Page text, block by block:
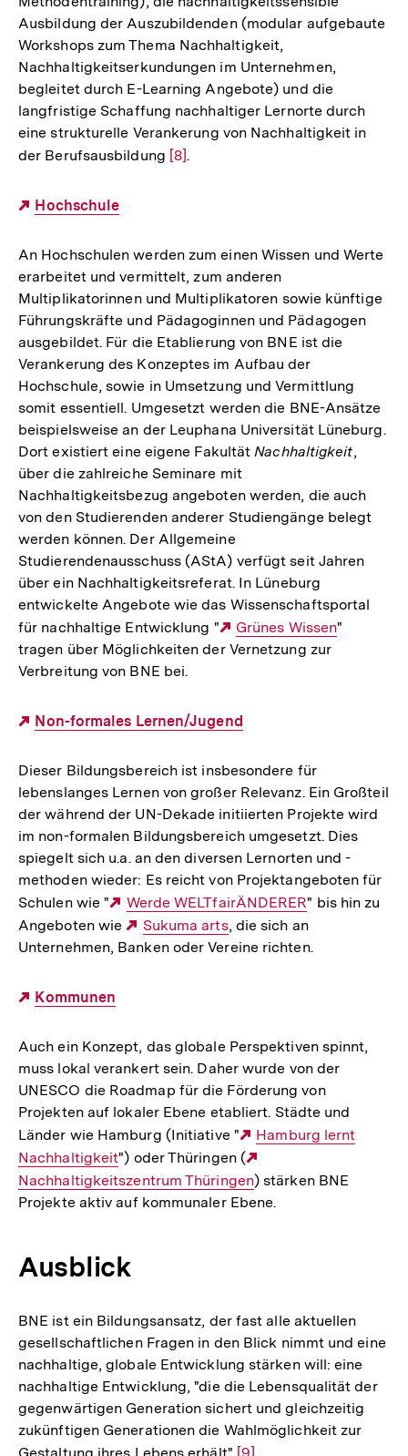
Ausbildung der Auszubildenden (modular aufgebaute
Workshops zum Thema Nachhaltigkeit,
Nachhaltigkeitserkundungen im Unternehmen,
begleitet durch E-Learning Angebote) und die
langfristige Schaffung nachhaltiger Lernorte durch
eine strukturelle Verankerung von Nachhaltigkeit in
der Berufsausbildung Zur
[8].
Externer
Hochschule
An Hochschulen werden zum einen Wissen und Werte
erarbeitet und vermittelt, zum anderen
Multiplikatorinnen und Multiplikatoren sowie künftige
Führungskräfte und Pädagoginnen und Pädagogen
ausgebildet. Für die Etablierung von BNE ist die
Verankerung des Konzeptes im Aufbau der
Hochschule, sowie in Umsetzung und Vermittlung
somit essentiell. Umgesetzt werden die BNE-Ansätze
beispielsweise an der Leuphana Universität Lüneburg.
Dort existiert eine eigene FakultätNachhaltigkeit,
über die zahlreiche Seminare mit
Nachhaltigkeitsbezug angeboten werden, die auch
von den Studierenden anderer Studiengänge belegt
werden können. Der Allgemeine
Studierendenausschuss (AStA) verfügt seit Jahren
über ein Nachhaltigkeitsreferat. In Lüneburg
entwickelte Angebote wie das Wissenschaftsportal
für nachhaltige Entwicklung "
Externer
Link:
Grünes Wissen"
tragen über Möglichkeiten der Vernetzung zur
Verbreitung von BNE bei.
Externer
Non-formales Lernen/Jugend
Dieser Bildungsbereich ist insbesondere für
lebenslanges Lernen von großer Relevanz. Ein Großteil
der während der UN-Dekade initiierten Projekte wird
im non-formalen Bildungsbereich umgesetzt. Dies
spiegelt sich u.a. an den diversen Lernorten und -
methoden wieder: Es reicht von Projektangeboten für
Schulen wie "
Externer
Link:
Werde WELTfairÄNDERER" bis hin zu
Angeboten wie
Externer
Link:
Sukuma arts, die sich an
Unternehmen, Banken oder Vereine richten.
Externer
Kommunen
Auch ein Konzept, das globale Perspektiven spinnt,
muss lokal verankert sein. Daher wurde von der
UNESCO die Roadmap für die Förderung von
Projekten auf lokaler Ebene etabliert. Städte und
Länder wie Hamburg (Initiative "
Externer
Link:
Hamburg lernt
Nachhaltigkeit") oder Thüringen (
Link:
Nachhaltigkeitszentrum Thüringen) stärken BNE
Projekte aktiv auf kommunaler Ebene.
Ausblick
BNE ist ein Bildungsansatz, der fast alle aktuellen
gesellschaftlichen Fragen in den Blick nimmt und eine
nachhaltige, globale Entwicklung stärken will: eine
nachhaltige Entwicklung, "die die Lebensqualität der
gegenwärtigen Generation sichert und gleichzeitig
zukünftigen Generationen die Wahlmöglichkeit zur